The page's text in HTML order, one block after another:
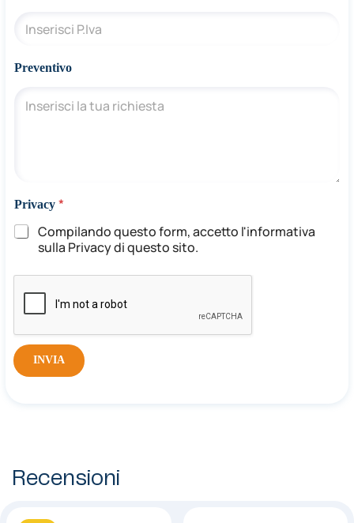
Preventivo
Privacy *
Compilando questo form, accetto l'informativa
sulla Privacy di questo sito.
INVIA
Recensioni